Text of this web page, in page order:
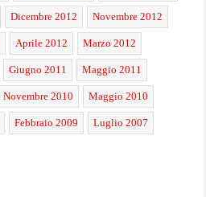
Dicembre 2012 Novembre 2012
Aprile 2012 Marzo 2012
Giugno 2011 Maggio 2011
Novembre 2010 Maggio 2010
Febbraio 2009 Luglio 2007